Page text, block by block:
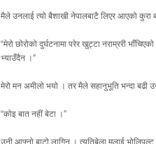
मैले उनलाई त्यो बैशाखी नेपालबाटै लिएर आएको
“मेरो छोरोको दुर्घटनामा परेर खुट्टा नराम्ररी
भ्याउँदैन ।”
मेरो मन अमीलो भयो । तर मैले सहानुभूति भन्दा बढी
“कोइ बात नहीं बेटा ।”